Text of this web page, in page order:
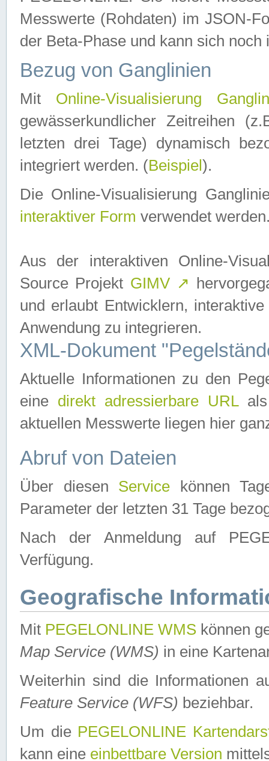
Messwerte (Rohdaten) im JSON-
der Beta-Phase und kann sich noch
Bezug von Ganglinien
Mit Online-Visualisierung
gewässerkundlicher Zeitreihen
letzten drei Tage) dynamisch
integriert werden. (Beispiel ).
Die Online-Visualisierung
interaktiver Form verwendet
Aus der interaktiven Online-
Source Projekt GIMV ↗
und erlaubt Entwicklern,
Anwendung zu integrieren.
XML-Dokument
Aktuelle Informationen zu den
eine direkt adressierbare URLals
aktuellen Messwerte liegen hier
Abruf von Dateien
Über diesen Service können
Parameter der letzten 31 Tage
Nach der Anmeldung auf
Verfügung.
Geografische
Mit PEGELONLINE WMS können
Map Service (WMS) in eine
Weiterhin sind die Informationen
Feature Service (WFS) beziehbar.
Um die PEGELONLINE
kann eine einbettbare Version